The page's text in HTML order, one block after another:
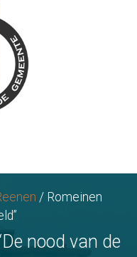
/ Romeinen
nood van de